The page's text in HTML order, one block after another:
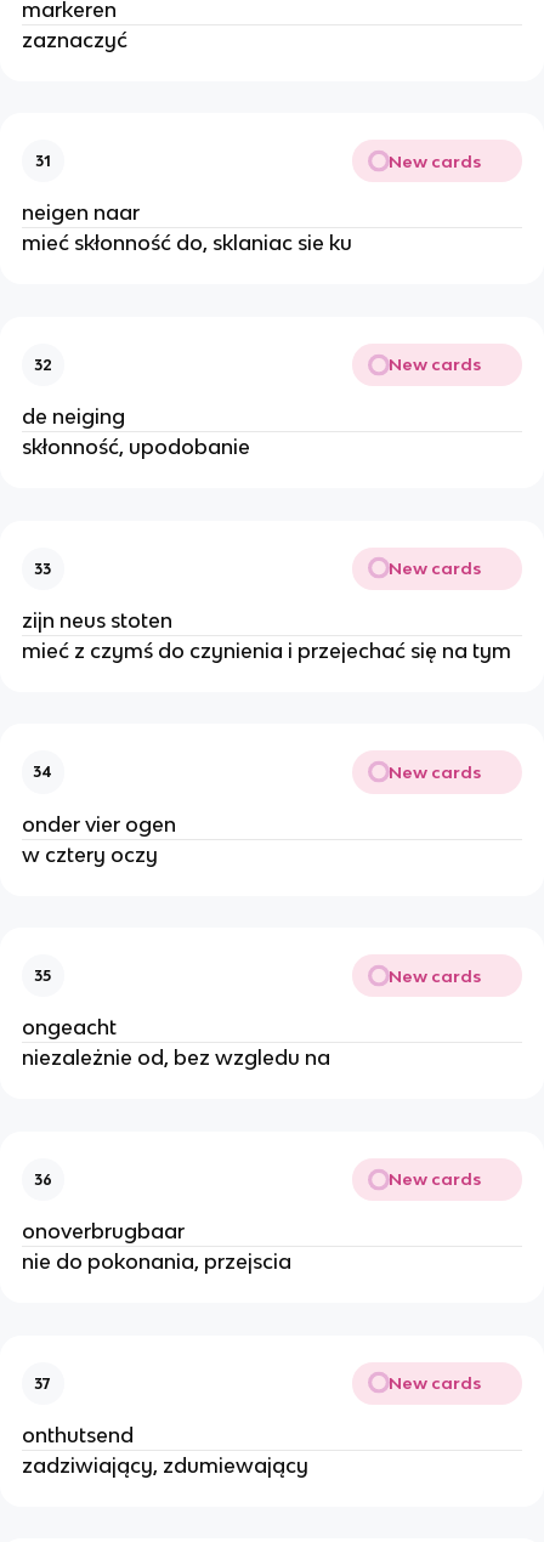
markeren
zaznaczyć
31 New cards
neigen naar
mieć skłonność do, sklaniac sie ku
32 New cards
de neiging
skłonność, upodobanie
33 New cards
zijn neus stoten
mieć z czymś do czynienia i przejechać się na tym
34 New cards
onder vier ogen
w cztery oczy
35 New cards
ongeacht
niezależnie od, bez wzgledu na
36 New cards
onoverbrugbaar
nie do pokonania, przejscia
37 New cards
onthutsend
zadziwiający, zdumiewający